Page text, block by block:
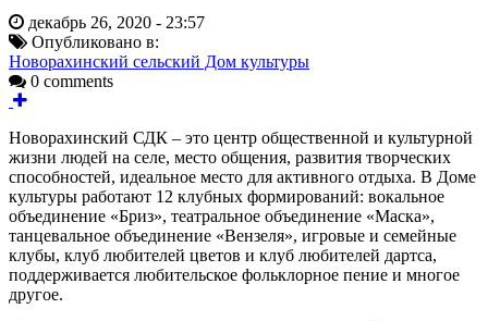
декабрь 26, 2020 - 23:57
Опубликовано в:
Новорахинский сельский Дом культуры
0 comments
Новорахинский СДК – это центр общественной и культурной
жизни людей на селе, место общения, развития творческих
способностей, идеальное место для активного отдыха. В Доме
культуры работают 12 клубных формирований: вокальное
объединение «Бриз», театральное объединение «Маска»,
танцевальное объединение «Вензеля», игровые и семейные
клубы, клуб любителей цветов и клуб любителей дартса,
поддерживается любительское фольклорное пение и многое
другое.